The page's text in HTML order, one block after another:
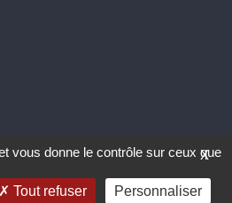
. Propulsé parWordPress.
X
vous donne le contrôle sur ceux que
Tout refuser Personnaliser